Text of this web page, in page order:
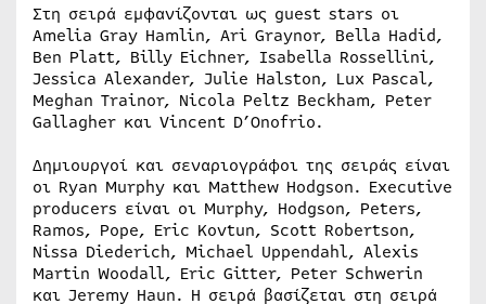
Στη σειρά εμφανίζονται ως guest stars οι
Amelia Gray Hamlin, Ari Graynor, Bella Hadid,
Ben Platt, Billy Eichner, Isabella Rossellini,
Jessica Alexander, Julie Halston, Lux Pascal,
Meghan Trainor, Nicola Peltz Beckham, Peter
Gallagher και Vincent D’Onofrio.
Δημιουργοί και σεναριογράφοι της σειράς είναι
οι Ryan Murphy και Matthew Hodgson. Executive
producers είναι οι Murphy, Hodgson, Peters,
Ramos, Pope, Eric Kovtun, Scott Robertson,
Nissa Diederich, Michael Uppendahl, Alexis
Martin Woodall, Eric Gitter, Peter Schwerin
και Jeremy Haun. Η σειρά βασίζεται στη σειρά